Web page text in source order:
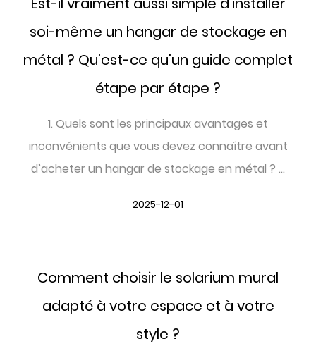
soi-même un hangar de stockage en
métal ? Qu'est-ce qu'un guide complet
étape par étape ?
1. Quels sont les principaux avantages et
inconvénients que vous devez connaître avant
d’acheter un hangar de stockage en métal ? ...
2025-12-01
Comment choisir le solarium mural
adapté à votre espace et à votre
style ?